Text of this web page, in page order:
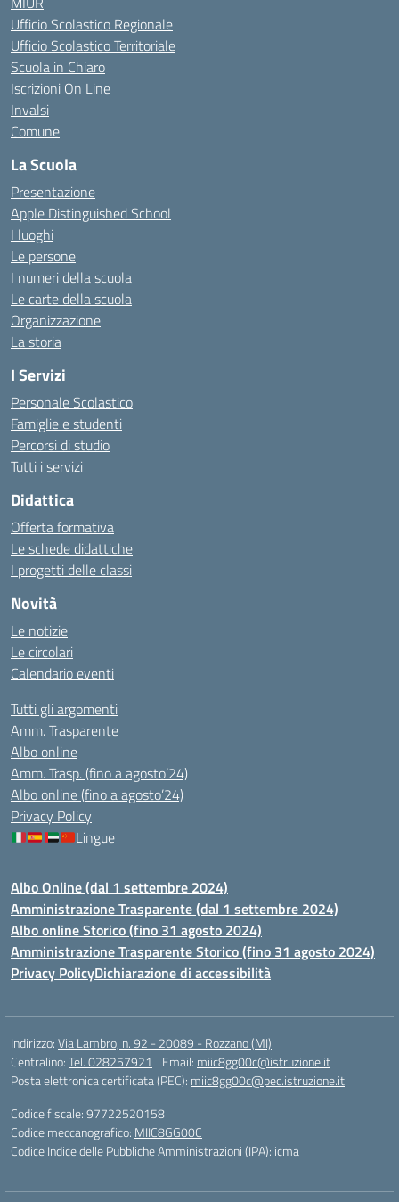
Ufficio Scolastico Regionale
Ufficio Scolastico Territoriale
Scuola in Chiaro
Iscrizioni On Line
Invalsi
Comune
La Scuola
Presentazione
Apple Distinguished School
I luoghi
Le persone
I numeri della scuola
Le carte della scuola
Organizzazione
La storia
I Servizi
Personale Scolastico
Famiglie e studenti
Percorsi di studio
Tutti i servizi
Didattica
Offerta formativa
Le schede didattiche
I progetti delle classi
Novità
Le notizie
Le circolari
Calendario eventi
Tutti gli argomenti
Amm. Trasparente
Albo online
Amm. Trasp. (fino a agosto’24)
Albo online (fino a agosto’24)
Privacy Policy
Lingue
Albo Online (dal 1 settembre 2024)
Amministrazione Trasparente (dal 1 settembre 2024)
Albo online Storico (fino 31 agosto 2024)
Amministrazione Trasparente Storico (fino 31 agosto 2024)
Privacy PolicyDichiarazione di accessibilità
Indirizzo:Via Lambro, n. 92 - 20089 - Rozzano (MI)
Centralino:Tel. 028257921 Email: miic8gg00c@istruzione.it
Posta elettronica certificata (PEC): miic8gg00c@pec.istruzione.it
Codice fiscale: 97722520158
Codice meccanografico: MIIC8GG00C
Codice Indice delle Pubbliche Amministrazioni (IPA): icma